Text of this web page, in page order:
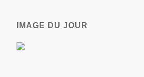
IMAGE DU JOUR